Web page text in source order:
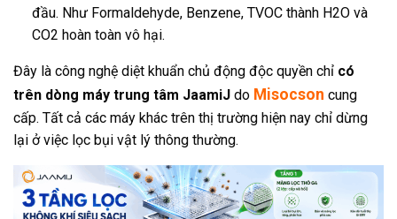
đầu. Như Formaldehyde, Benzene, TVOC thành H2O và
CO2 hoàn toàn vô hại.
Đây là công nghệ diệt khuẩn chủ động độc quyền chỉ có
trên dòng máy trung tâm JaamiJ do Misocson cung
cấp. Tất cả các máy khác trên thị trường hiện nay chỉ dừng
lại ở việc lọc bụi vật lý thông thường.